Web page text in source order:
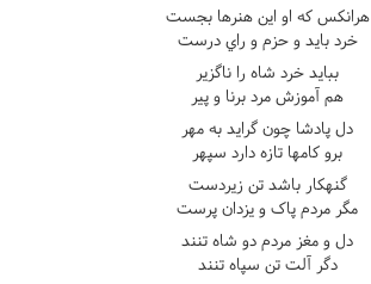
هرانکس که او اين هنرها بجست
خرد بايد و حزم و راي درست
ببايد خرد شاه را ناگزير
هم آموزش مرد برنا و پير
دل پادشا چون گرايد به مهر
برو کامها تازه دارد سپهر
گنهکار باشد تن زيردست
مگر مردم پاک و يزدان پرست
دل و مغز مردم دو شاه تنند
دگر آلت تن سپاه تنند